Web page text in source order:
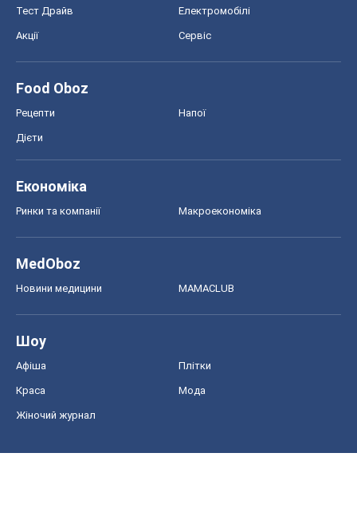
Тест Драйв Електромобілі
Акції Сервіс
Food Oboz
Рецепти Напої
Дієти
Економіка
Ринки та компанії Макроекономіка
MedOboz
Новини медицини MAMACLUB
Шоу
Афіша Плітки
Краса Мода
Жіночий журнал